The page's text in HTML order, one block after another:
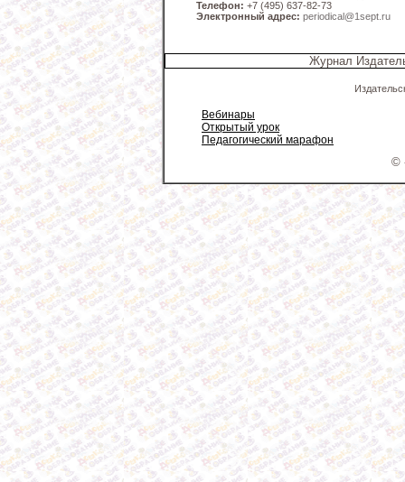
Телефон: +7 (495) 637-82-73
Электронный адрес: periodical@1sept.ru
Журнал
Вебинары
Открытый урок
Педагогический марафон
©